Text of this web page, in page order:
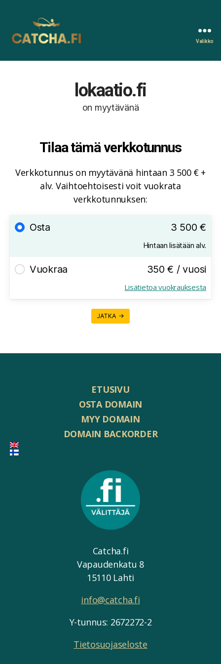
Valikko
lokaatio.fi
on myytävänä
Tilaa tämä verkkotunnus
Verkkotunnus on myytävänä hintaan 3 500 € +
alv. Vaihtoehtoisesti voit vuokrata
verkkotunnuksen:
Osta 3 500 €
Hintaan lisätään alv.
Vuokraa 350 € / vuosi
Lisätietoa vuokrauksesta
JATKA →
ETUSIVU
OSTA DOMAIN
MYY DOMAIN
DOMAIN BACKORDER
Catcha.fi
Vapaudenkatu 8
15110 Lahti
info@catcha.fi
Y-tunnus: 2672272-2
Tietosuojaseloste